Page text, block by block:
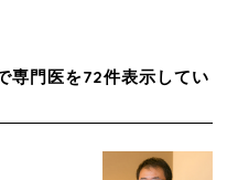
専門医を72件表示してい